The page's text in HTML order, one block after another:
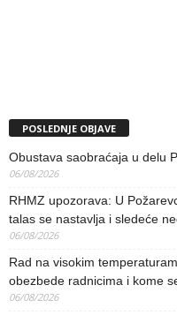
POSLEDNJE OBJAVE
Obustava saobraćaja u delu
06/08/2026
RHMZ upozorava: U
talas se nastavlja i sledeće
06/08/2026
Rad na visokim
obezbede radnicima i kome
06/08/2026